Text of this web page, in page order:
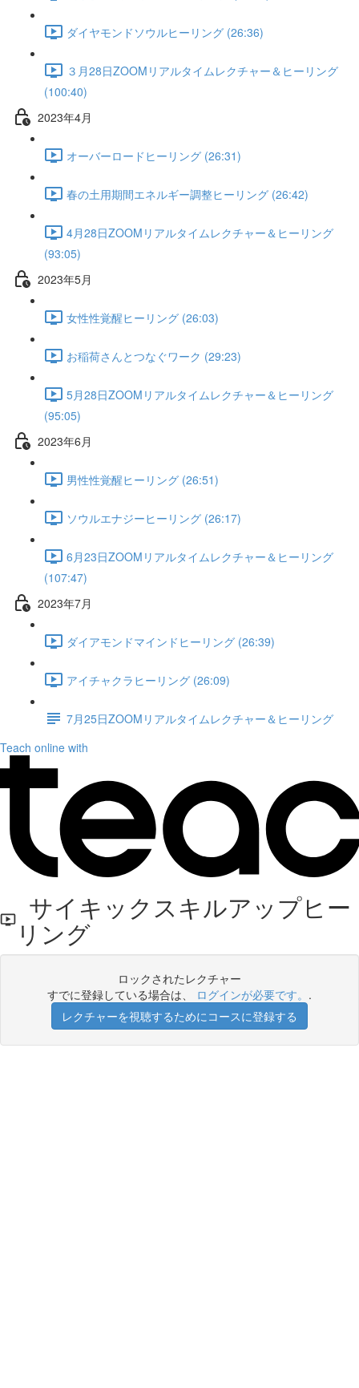
ダイヤモンドソウルヒーリング (26:36)
３月28日ZOOMリアルタイムレクチャー＆ヒーリング
(100:40)
2023年4月
オーバーロードヒーリング (26:31)
春の土用期間エネルギー調整ヒーリング (26:42)
4月28日ZOOMリアルタイムレクチャー＆ヒーリング
(93:05)
2023年5月
女性性覚醒ヒーリング (26:03)
お稲荷さんとつなぐワーク (29:23)
5月28日ZOOMリアルタイムレクチャー＆ヒーリング
(95:05)
2023年6月
男性性覚醒ヒーリング (26:51)
ソウルエナジーヒーリング (26:17)
6月23日ZOOMリアルタイムレクチャー＆ヒーリング
(107:47)
2023年7月
ダイアモンドマインドヒーリング (26:39)
アイチャクラヒーリング (26:09)
7月25日ZOOMリアルタイムレクチャー＆ヒーリング
Teach online with
サイキックスキルアップヒー
リング
ロックされたレクチャー
すでに登録している場合は、 ログインが必要です。 .
レクチャーを視聴するためにコースに登録する